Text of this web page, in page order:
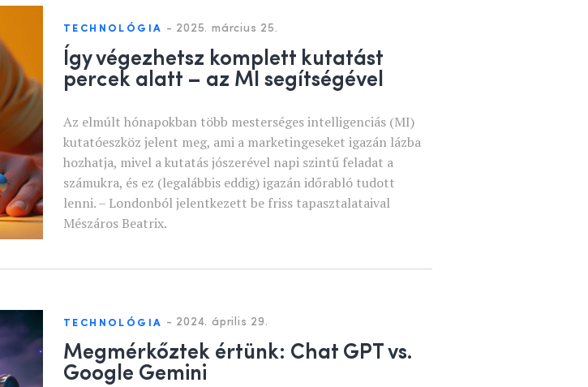
TECHNOLÓGIA - 2025. március 25.
Így végezhetsz komplett kutatást
percek alatt – az MI segítségével
Az elmúlt hónapokban több mesterséges intelligenciás (MI)
kutatóeszköz jelent meg, ami a marketingeseket igazán lázba
hozhatja, mivel a kutatás jószerével napi szintű feladat a
számukra, és ez (legalábbis eddig) igazán időrabló tudott
lenni. – Londonból jelentkezett be friss tapasztalataival
Mészáros Beatrix.
TECHNOLÓGIA - 2024. április 29.
Megmérkőztek értünk: Chat GPT vs.
Google Gemini